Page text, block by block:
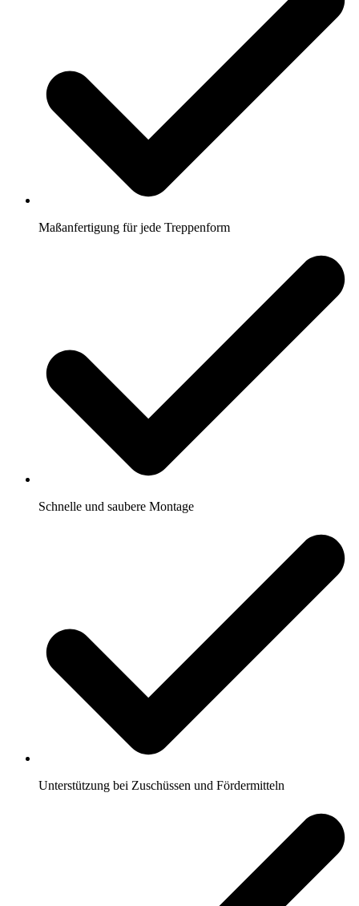
Maßanfertigung für jede Treppenform
Schnelle und saubere Montage
Unterstützung bei Zuschüssen und Fördermitteln